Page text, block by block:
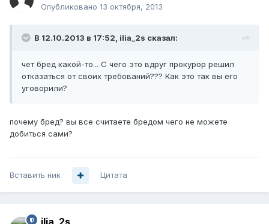
Опубликовано 13 октября, 2013
В 12.10.2013 в 17:52, ilia_2s сказал:
чет бред какой-то... С чего это вдруг прокурор решил
отказаться от своих требований??? Как это так вы его
уговорили?
почему бред? вы все считаете бредом чего не можете
добиться сами?
Вставить ник Цитата